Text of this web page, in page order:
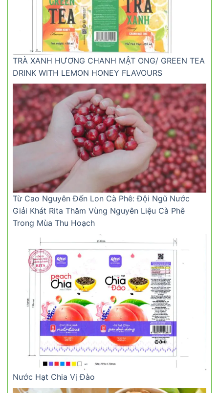
TRÀ XANH HƯƠNG CHANH MẬT ONG/ GREEN TEA
DRINK WITH LEMON HONEY FLAVOURS
Từ Cao Nguyên Đến Lon Cà Phê: Đội Ngũ Nước
Giải Khát Rita Thăm Vùng Nguyên Liệu Cà Phê
Trong Mùa Thu Hoạch
Nước Hạt Chia Vị Đào